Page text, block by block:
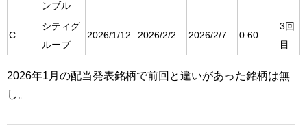
ンブル
C
シティグ
ループ
2026/1/12 2026/2/2 2026/2/7 0.60
3回
目
2026年1月の配当発表銘柄で前回と違いがあった銘柄は無
し。